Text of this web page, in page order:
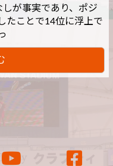
が事実であり、ポジ
たことで14位に浮上で